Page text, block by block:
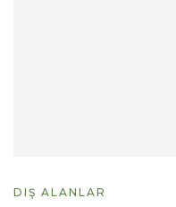
DIŞ ALANLAR